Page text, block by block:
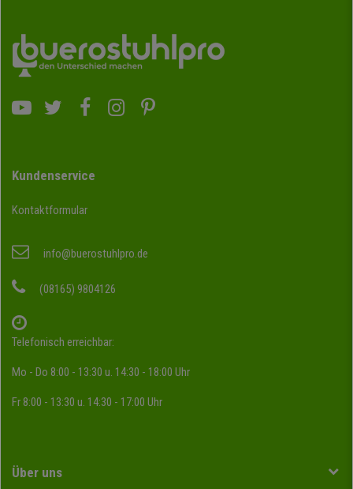
Kundenservice
Kontaktformular
info@buerostuhlpro.de
(08165) 9804126
Telefonisch erreichbar:
Mo - Do 8:00 - 13:30 u. 14:30 - 18:00 Uhr
Fr 8:00 - 13:30 u. 14:30 - 17:00 Uhr
Über uns